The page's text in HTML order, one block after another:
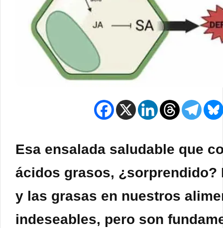
Esa ensalada saludable que
ácidos grasos,
y las grasas en nuestros
indeseables, pero son